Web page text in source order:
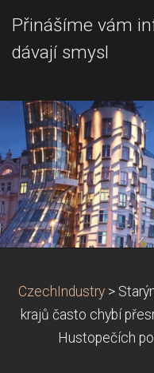
Přinášíme vám
dávají smysl
CzechIndustry >
krajů často chybí
Hustopečích